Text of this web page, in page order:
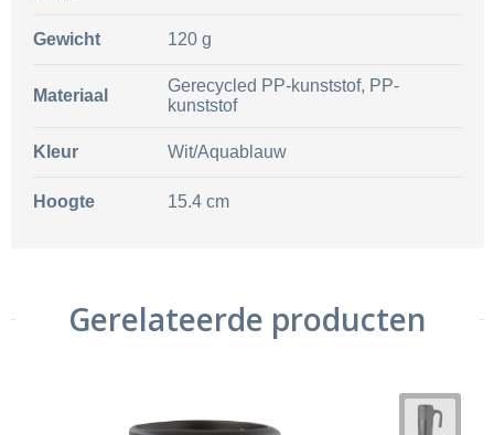
Gewicht 120 g
Materiaal
Gerecycled PP-kunststof, PP-
kunststof
Kleur Wit/Aquablauw
Hoogte 15.4 cm
Gerelateerde producten